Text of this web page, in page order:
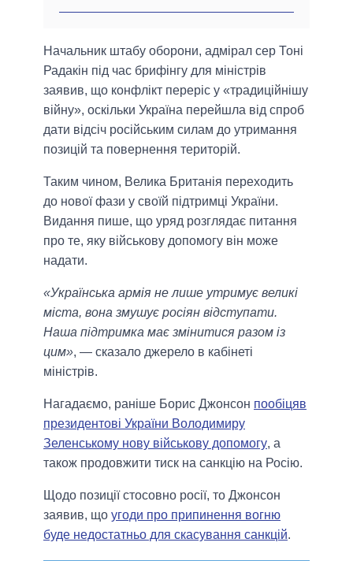
Начальник штабу оборони, адмірал сер Тоні
Радакін під час брифінгу для міністрів
заявив, що конфлікт переріс у «традиційнішу
війну», оскільки Україна перейшла від спроб
дати відсіч російським силам до утримання
позицій та повернення територій.
Таким чином, Велика Британія переходить
до нової фази у своїй підтримці України.
Видання пише, що уряд розглядає питання
про те, яку військову допомогу він може
надати.
«Українська армія не лише утримує великі
міста, вона змушує росіян відступати.
Наша підтримка має змінитися разом із
цим», — сказало джерело в кабінеті
міністрів.
Нагадаємо, раніше Борис Джонсон пообіцяв
президентові України Володимиру
Зеленському нову військову допомогу, а
також продовжити тиск на санкцію на Росію.
Щодо позиції стосовно росії, то Джонсон
заявив, що угоди про припинення вогню
буде недостатньо для скасування санкцій.